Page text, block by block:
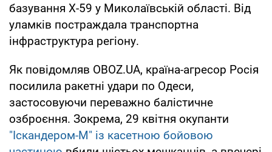
базування Х-59 у Миколаївській області. Від
уламків постраждала транспортна
інфраструктура регіону.
Як повідомляв OBOZ.UA, країна-агресор Росія
посилила ракетні удари по Одеси,
застосовуючи переважно балістичне
озброєння. Зокрема, 29 квітня окупанти
"Іскандером-М" із касетною бойовою